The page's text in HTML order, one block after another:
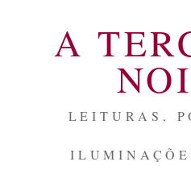
A
LEITURAS,